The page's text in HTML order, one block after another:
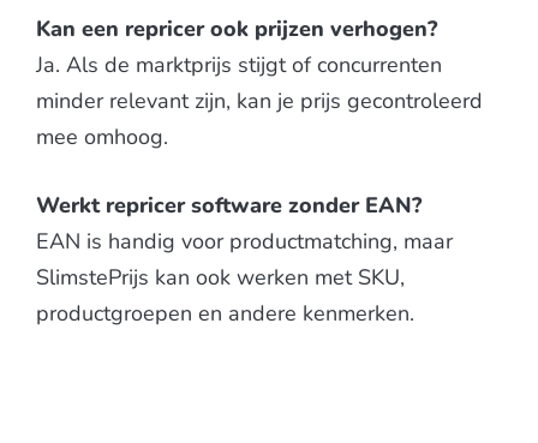
Kan een repricer ook prijzen verhogen?
Ja. Als de marktprijs stijgt of concurrenten
minder relevant zijn, kan je prijs gecontroleerd
mee omhoog.
Werkt repricer software zonder EAN?
EAN is handig voor productmatching, maar
SlimstePrijs kan ook werken met SKU,
productgroepen en andere kenmerken.